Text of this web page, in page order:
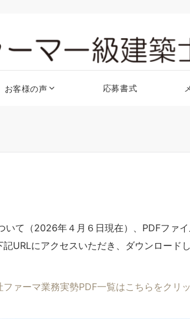
お客様の声 応募書式
て（2026年４月６日現在）、PDFファイ
URLにアクセスいただき、ダウンロードし
ファーマ業務実勢PDF一覧はこちらをクリ